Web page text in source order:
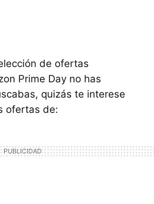
de ofertas
Prime Day no has
quizás te interese
ofertas de: